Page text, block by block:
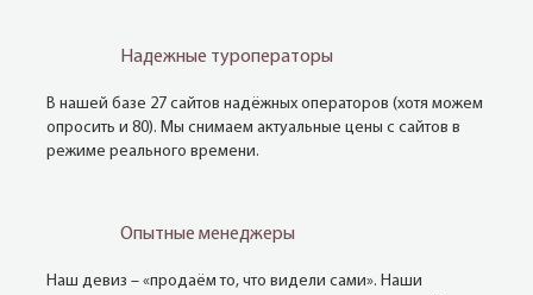
Надежные туроператоры
В нашей базе 27 сайтов надёжных операторов (хотя можем
опросить и 80). Мы снимаем актуальные цены с сайтов в
режиме реального времени.
Опытные менеджеры
Наш девиз – «продаём то, что видели сами». Наши